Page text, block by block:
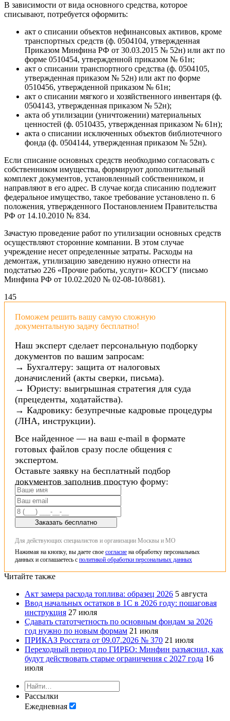
В зависимости от вида основного средства, которое
списывают, потребуется оформить:
акт о списании объектов нефинансовых активов, кроме
транспортных средств (ф. 0504104, утвержденная
Приказом Минфина РФ от 30.03.2015 № 52н) или акт по
форме 0510454, утвержденной приказом № 61н;
акт о списании транспортного средства (ф. 0504105,
утвержденная приказом № 52н) или акт по форме
0510456, утвержденной приказом № 61н;
акт о списании мягкого и хозяйственного инвентаря (ф.
0504143, утвержденная приказом № 52н);
акта об утилизации (уничтожении) материальных
ценностей (ф. 0510435, утвержденная приказом № 61н);
акта о списании исключенных объектов библиотечного
фонда (ф. 0504144, утвержденная приказом № 52н).
Если списание основных средств необходимо согласовать с
собственником имущества, формируют дополнительный
комплект документов, установленный собственником, и
направляют в его адрес. В случае когда списанию подлежит
федеральное имущество, такое требование установлено п. 6
положения, утвержденного Постановлением Правительства
РФ от 14.10.2010 № 834.
Зачастую проведение работ по утилизации основных средств
осуществляют сторонние компании. В этом случае
учреждение несет определенные затраты. Расходы на
демонтаж, утилизацию заведению нужно отнести на
подстатью 226 «Прочие работы, услуги» КОСГУ (письмо
Минфина РФ от 10.02.2020 № 02-08-10/8681).
145
Поможем решить вашу самую сложную
документальную задачу бесплатно!
Наш эксперт сделает персональную подборку
документов по вашим запросам:
→ Бухгалтеру: защита от налоговых
доначислений (акты сверки, письма).
→ Юристу: выигрышная стратегия для суда
(прецеденты, ходатайства).
→ Кадровику: безупречные кадровые процедуры
(ЛНА, инструкции).
Все найденное — на ваш e-mail в формате
готовых файлов сразу после общения с
экспертом.
Оставьте заявку на бесплатный подбор
документов заполнив простую форму:
Заказать бесплатно
Для действующих специалистов и организации Москвы и МО
Нажимая на кнопку, вы даете свое согласие на обработку персональных
данных и соглашаетесь с политикой обработки персональных данных
Читайте также
Акт замера расхода топлива: образец 2026 5 августа
Ввод начальных остатков в 1С в 2026 году: пошаговая
инструкция 27 июля
Сдавать статотчетность по основным фондам за 2026
год нужно по новым формам 21 июля
ПРИКАЗ Росстата от 09.07.2026 № 370 21 июля
Переходный период по ГИРБО: Минфин разъяснил, как
будут действовать старые ограничения с 2027 года 16
июля
Рассылки
Ежедневная